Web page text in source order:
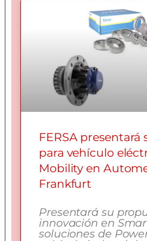
FERSA presentará
para vehículo
Mobility en
Frankfurt
Presentará su
innovación en
soluciones de